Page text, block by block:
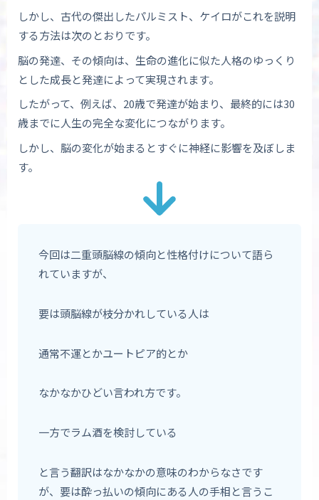
しかし、古代の傑出したパルミスト、ケイロがこれを説明
する方法は次のとおりです。
脳の発達、その傾向は、生命の進化に似た人格のゆっくり
とした成長と発達によって実現されます。
したがって、例えば、20歳で発達が始まり、最終的には30
歳までに人生の完全な変化につながります。
しかし、脳の変化が始まるとすぐに神経に影響を及ぼしま
す。
今回は二重頭脳線の傾向と性格付けについて語ら
れていますが、
要は頭脳線が枝分かれしている人は
通常不運とかユートピア的とか
なかなかひどい言われ方です。
一方でラム酒を検討している
と言う翻訳はなかなかの意味のわからなさです
が、要は酔っ払いの傾向にある人の手相と言うこ